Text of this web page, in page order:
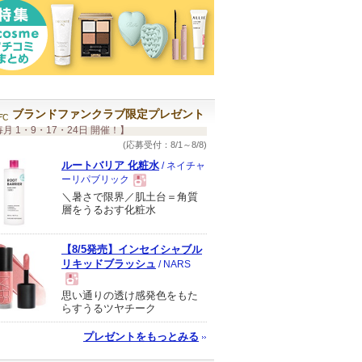
ブランドファンクラブ限定プレゼント
月 1・9・17・24日 開催！】
(応募受付：8/1～8/8)
ルートバリア 化粧水 / ネイチャ
ーリパブリック
現
品
＼暑さで限界／肌土台＝角質
層をうるおす化粧水
【8/5発売】インセイシャブル
リキッドブラッシュ / NARS
現
思い通りの透け感発色をもた
らすうるツヤチーク
プレゼントをもっとみる